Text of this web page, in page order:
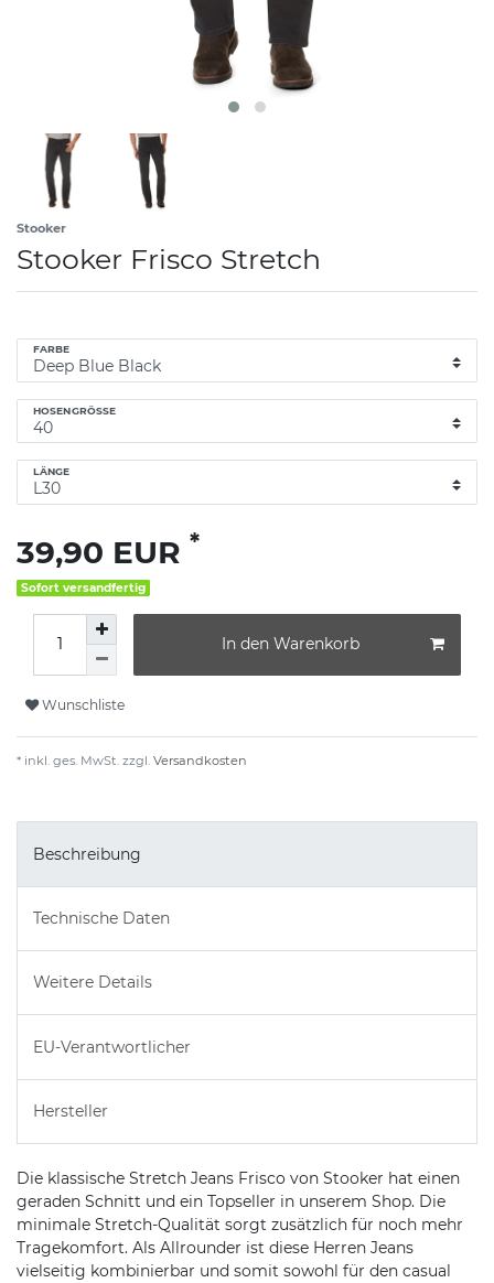
Stooker
Stooker Frisco Stretch
FARBE
HOSENGRÖSSE
LÄNGE
39,90 EUR *
Sofort versandfertig
In den Warenkorb
Wunschliste
* inkl. ges. MwSt. zzgl. Versandkosten
Beschreibung
Technische Daten
Weitere Details
EU-Verantwortlicher
Hersteller
Die klassische Stretch Jeans Frisco von Stooker hat einen
geraden Schnitt und ein Topseller in unserem Shop. Die
minimale Stretch-Qualität sorgt zusätzlich für noch mehr
Tragekomfort. Als Allrounder ist diese Herren Jeans
vielseitig kombinierbar und somit sowohl für den casual